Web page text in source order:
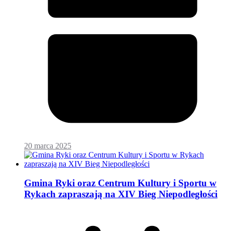
20 marca 2025
Gmina Ryki oraz Centrum Kultury i Sportu w
Rykach zapraszają na XIV Bieg Niepodległości